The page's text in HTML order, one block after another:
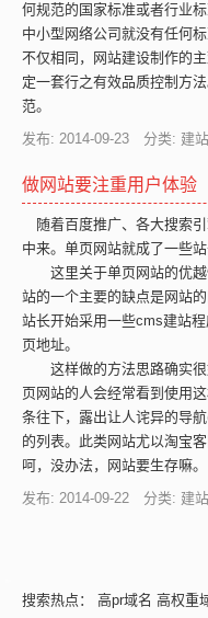
何规范的国家标准或者行业
中小型网络公司就没有任何
不仅相同，网站建设制作的
定一套行之有效品质控制方
范。
发布: 2014-09-23 分类: 建
做网站要注重用户体验
随着百度推广、各大搜索
中来。单页网站就成了一些站
这里关于单页网站的优越
站的一个主要的缺点是网站
站长开始采用一些cms建站
页地址。
这样做的方法思路确实很
页网站的人会经常看到使用
条往下，露出让人诧异的导
的列表。此类网站尤以淘宝
呵，没办法，网站要生存嘛。
发布: 2014-09-22 分类: 建
搜索热点： 高pr域名 高权重